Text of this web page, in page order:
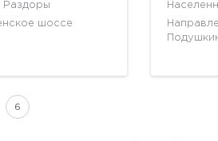
Раздоры
шоссе
6